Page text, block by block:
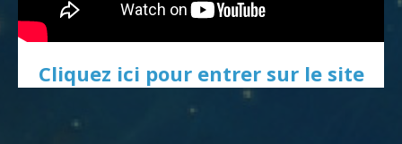
Cliquez ici pour entrer sur le site